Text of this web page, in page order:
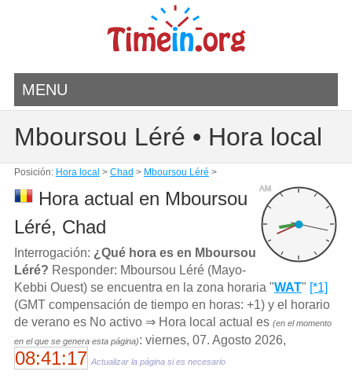
MENU
Mboursou Léré • Hora local
Posición: Hora local > Chad > Mboursou Léré >
AM
Hora actual en Mboursou
Léré, Chad
Interrogación: ¿Qué hora es en Mboursou
Léré? Responder: Mboursou Léré (Mayo-
Kebbi Ouest) se encuentra en la zona horaria "WAT" [*1]
(GMT compensación de tiempo en horas: +1) y el horario
de verano es No activo ⇒ Hora local actual es (en el momento
en el que se genera esta página): viernes, 07. Agosto 2026,
08:41:17 Actualizar la página si es necesario